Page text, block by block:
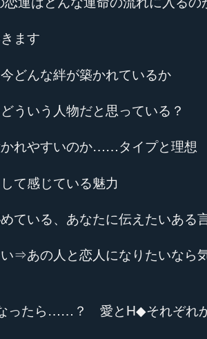
ます
どんな絆が築かれているか
ういう人物だと思っている？
れやすいのか……タイプと理想
て感じている魅力
ている、あなたに伝えたいある
⇒あの人と恋人になりたいなら
ったら……？ 愛とH◆それぞれ